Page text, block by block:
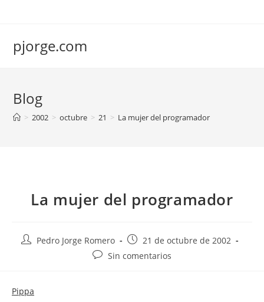
pjorge.com
Blog
> 2002 > octubre > 21 > La mujer del programador
La mujer del programador
AutorPedro Jorge Romero
Publicación
de
21 de octubre de 2002
Comentarios
Sin comentarios
Pippa